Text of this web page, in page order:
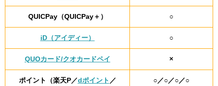
QUICPay（QUICPay＋） ○
iD（アイディー） ○
QUOカード/クオカードペイ ×
ポイント（楽天P／dポイント ／
○／○／○／○